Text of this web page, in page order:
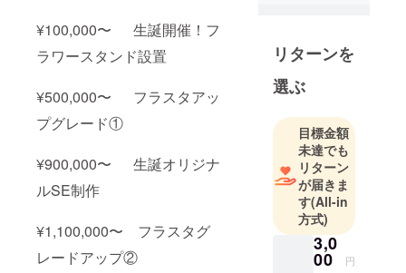
¥100,000〜 生誕開催！フ
ラワースタンド設置
¥500,000〜 フラスタアッ
プグレード①
¥900,000〜 生誕オリジナ
ルSE制作
¥1,100,000〜 フラスタグ
レードアップ②
グッズの企
画や製造も
行っており
====
リターンを
選ぶ
目標金額
未達でも
リターン
が届きま
す(All-in
方式)
3,0
00 円